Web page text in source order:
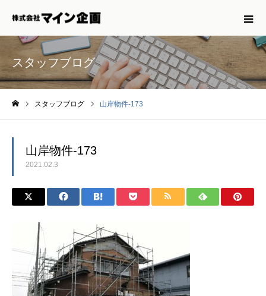
スタッフブログ
スタッフブログ 山岸物件-173
山岸物件-173
2021.02.3